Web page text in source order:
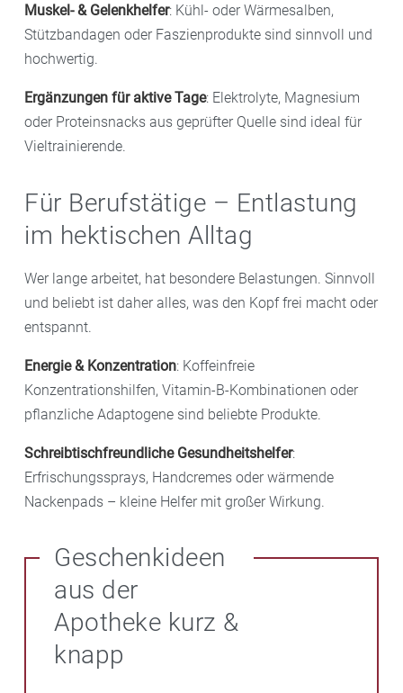
Muskel- & Gelenkhelfer: Kühl- oder Wärmesalben,
Stützbandagen oder Faszienprodukte sind sinnvoll und
hochwertig.
Ergänzungen für aktive Tage: Elektrolyte, Magnesium
oder Proteinsnacks aus geprüfter Quelle sind ideal für
Vieltrainierende.
Für Berufstätige – Entlastung
im hektischen Alltag
Wer lange arbeitet, hat besondere Belastungen. Sinnvoll
und beliebt ist daher alles, was den Kopf frei macht oder
entspannt.
Energie & Konzentration: Koffeinfreie
Konzentrationshilfen, Vitamin-B-Kombinationen oder
pflanzliche Adaptogene sind beliebte Produkte.
Schreibtischfreundliche Gesundheitshelfer:
Erfrischungssprays, Handcremes oder wärmende
Nackenpads – kleine Helfer mit großer Wirkung.
Geschenkideen
aus der
Apotheke kurz &
knapp